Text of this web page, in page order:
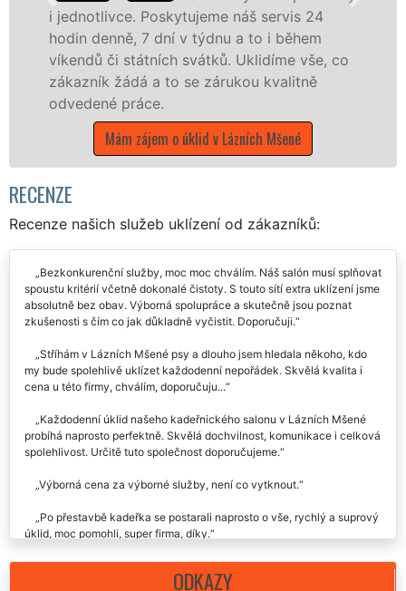
Poskytujeme náš servis 24
7 dní v týdnu a to i během
státních svátků. Uklidíme vše, co
žádá a to se zárukou kvalitně
práce.
Mám zájem o úklid v Lázních Mšené
státní
RECENZE
Recenze našich služeb uklízení od zákazníků:
Bezkonkurenční služby, moc moc chválím. Náš salón musí splňovat
spoustu kritérií včetně dokonalé čistoty. S touto sítí extra uklízení jsme
absolutně bez obav. Výborná spolupráce a skutečně jsou poznat
zkušenosti s čím co jak důkladně vyčistit. Doporučuji.
Stříhám v Lázních Mšené psy a dlouho jsem hledala někoho, kdo
my bude spolehlivě uklízet každodenní nepořádek. Skvělá kvalita i
cena u této firmy, chválím, doporučuju...
Každodenní úklid našeho kadeřnického salonu v Lázních Mšené
probíhá naprosto perfektně. Skvělá dochvilnost, komunikace i celková
spolehlivost. Určitě tuto společnost doporučujeme.
Výborná cena za výborné služby, není co vytknout.
Po přestavbě kadeřka se postarali naprosto o vše, rychlý a suprový
úklid, moc pomohli, super firma, díky.
ODKAZY